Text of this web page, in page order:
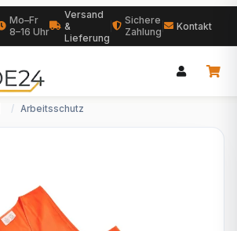
Mo–Fr
8–16 Uhr
Versand
&
Lieferung
Sichere
Zahlung
Kontakt
Arbeitsschutz